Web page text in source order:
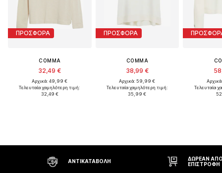
ΠΡΟΣΦΟΡΑ
COMMA
32,49 €
Αρχικά: 49,99 €
Τελευταία χαμηλότερη τιμή:
32,49 €
ΠΡΟΣΦΟΡΑ
COMMA
38,99 €
Αρχικά: 59,99 €
Τελευταία χαμηλότερη τιμή:
35,99 €
Τελευταία
ΔΩΡΕΆΝ ΑΠΟΣΤΟΛΉ* ΚΑΙ
ΕΠΙΣΤΡΟΦΉ
ΔΙΚΑΊΩΜΑ
ΗΜΕΡΏΝ